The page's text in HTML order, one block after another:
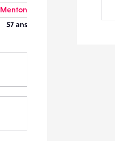
Menton
57 ans